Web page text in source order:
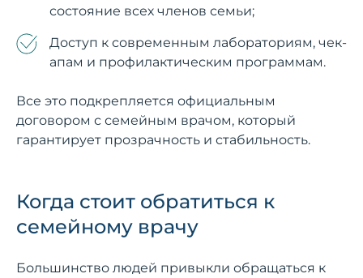
состояние всех членов семьи;
Доступ к современным лабораториям, чек-
апам и профилактическим программам.
Все это подкрепляется официальным
договором с семейным врачом, который
гарантирует прозрачность и стабильность.
Когда стоит обратиться к
семейному врачу
Большинство людей привыкли обращаться к